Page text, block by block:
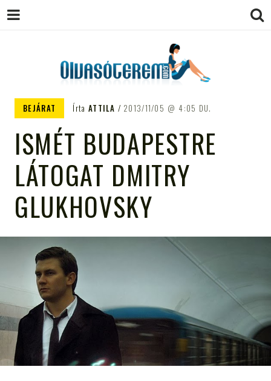
OLVASÓTEREM.COM – AZ
TÁMOGATÓJA
BEJÁRAT Írta ATTILA 2013/11/05 4:05 DU.
ISMÉT BUDAPESTRE
LÁTOGAT DMITRY
GLUKHOVSKY